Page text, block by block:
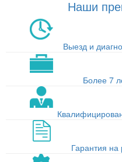
Наши
Выезд и
Более 7
Гарантия на